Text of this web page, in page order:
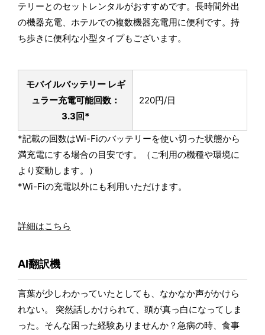
テリーとのセットレンタルがおすすめです。長時間外出
の機器充電、ホテルでの複数機器充電用に便利です。持
ち歩きに便利な小型タイプもございます。
モバイルバッテリー レギ
ュラー充電可能回数：
3.3回*
220円/日
*記載の回数はWi-Fiのバッテリーを使い切った状態から
満充電にする場合の目安です。（ご利用の機種や環境に
より変動します。）
*Wi-Fiの充電以外にも利用いただけます。
詳細はこちら
AI翻訳機
言葉が少しわかっていたとしても、なかなか声がかけら
れない。 突然話しかけられて、頭が真っ白になってしま
った。そんな困った経験ありませんか？急病の時、食事